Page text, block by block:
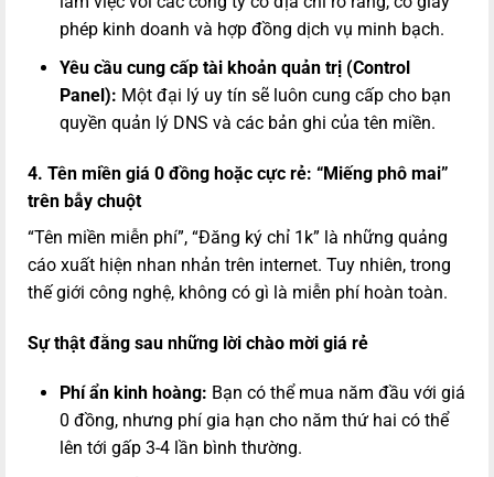
phép kinh doanh và hợp đồng dịch vụ minh bạch.
Yêu cầu cung cấp tài khoản quản trị (Control
Panel): Một đại lý uy tín sẽ luôn cung cấp cho bạn
quyền quản lý DNS và các bản ghi của tên miền.
4. Tên miền giá 0 đồng hoặc cực rẻ: “Miếng phô mai”
trên bẫy chuột
“Tên miền miễn phí”, “Đăng ký chỉ 1k” là những quảng
cáo xuất hiện nhan nhản trên internet. Tuy nhiên, trong
thế giới công nghệ, không có gì là miễn phí hoàn toàn.
Sự thật đằng sau những lời chào mời giá rẻ
Phí ẩn kinh hoàng: Bạn có thể mua năm đầu với giá
0 đồng, nhưng phí gia hạn cho năm thứ hai có thể
lên tới gấp 3-4 lần bình thường.